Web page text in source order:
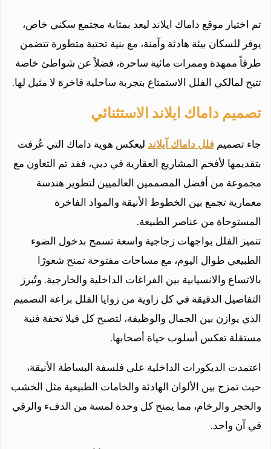
تم اختيار موقع داماك ايلاند ليعد بمثابة مجتمع سكني خاص،
يوفر للسكان بيئة هادئة وآمنة، مع بنية تحتية متطورة تتضمن
طرقاً ممهدة وممرات مائية ساحرة، فضلاً عن شواطئ خاصة
تتيح لمالكي الفلل الاستمتاع بتجربة ساحلية فاخرة لا مثيل لها.
تصميم داماك ايلاند الاستثنائي
جاء تصميمفلل داماك آيلاندليعكس هوية داماك التي عُرفت
بتقديمها لأفخم المشاريع العقارية في دبي، فقد تم التعاون مع
مجموعة من أفضل المصممين العالميين لتطوير هندسة
معمارية تجمع بين الخطوط الأنيقة والمواد الفاخرة
المستوحاة من عناصر الطبيعة.
تتميز الفلل بواجهات زجاجية واسعة تسمح بدخول الضوء
الطبيعي طوال اليوم، مع مساحات مفتوحة تمنح شعورًا
بالاتساع والانسيابية بين الفراغات الداخلية والخارجية. وتُبرز
التفاصيل الدقيقة في كل زاوية من زوايا الفلل براعة التصميم
الذي يوازن بين الجمال والوظيفة، لتصبح كل فيلا تحفة فنية
مستقلة تعكس أسلوب حياة أصحابها.
اعتمدت الديكورات الداخلية على فلسفة البساطة الأنيقة،
حيث تمزج بين الألوان الهادئة والخامات الطبيعية مثل الخشب
والحجر والرخام، مما يمنح كل وحدة لمسة من الدفء والرقي
في آن واحد.